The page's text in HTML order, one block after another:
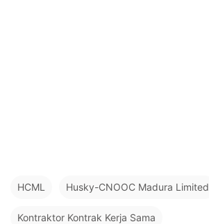
HCML Husky-CNOOC Madura Limited
Kontraktor Kontrak Kerja Sama